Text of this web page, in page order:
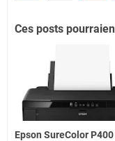
Ces posts
Epson SureColor